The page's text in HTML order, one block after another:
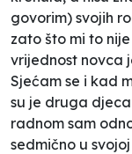
govorim) svojih
zato što mi to
vrijednost novca
Sjećam se i kad
su je druga
radnom sam
sedmično u